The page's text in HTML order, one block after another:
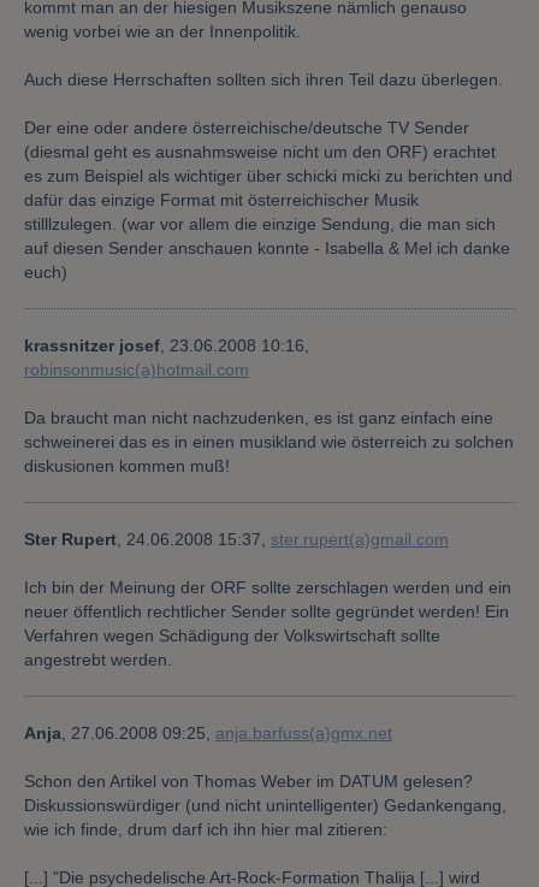
kommt man an der hiesigen Musikszene nämlich genauso
wenig vorbei wie an der Innenpolitik.
Auch diese Herrschaften sollten sich ihren Teil dazu überlegen.
Der eine oder andere österreichische/deutsche TV Sender
(diesmal geht es ausnahmsweise nicht um den ORF) erachtet
es zum Beispiel als wichtiger über schicki micki zu berichten und
dafür das einzige Format mit österreichischer Musik
stilllzulegen. (war vor allem die einzige Sendung, die man sich
auf diesen Sender anschauen konnte - Isabella & Mel ich danke
euch)
krassnitzer josef, 23.06.2008 10:16,
robinsonmusic(a)hotmail.com
Da braucht man nicht nachzudenken, es ist ganz einfach eine
schweinerei das es in einen musikland wie österreich zu solchen
diskusionen kommen muß!
Ster Rupert, 24.06.2008 15:37, ster.rupert(a)gmail.com
Ich bin der Meinung der ORF sollte zerschlagen werden und ein
neuer öffentlich rechtlicher Sender sollte gegründet werden! Ein
Verfahren wegen Schädigung der Volkswirtschaft sollte
angestrebt werden.
Anja, 27.06.2008 09:25, anja.barfuss(a)gmx.net
Schon den Artikel von Thomas Weber im DATUM gelesen?
Diskussionswürdiger (und nicht unintelligenter) Gedankengang,
wie ich finde, drum darf ich ihn hier mal zitieren:
[...] "Die psychedelische Art-Rock-Formation Thalija [...] wird